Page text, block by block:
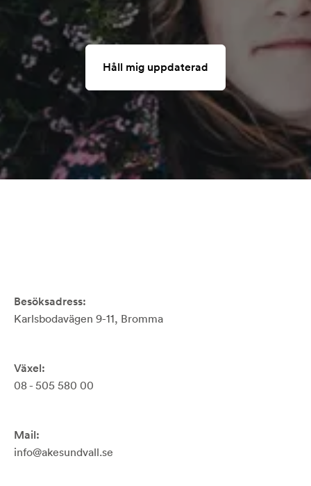
Håll mig uppdaterad
Besöksadress:
Karlsbodavägen 9-11, Bromma
Växel:
08 - 505 580 00
Mail:
info@akesundvall.se